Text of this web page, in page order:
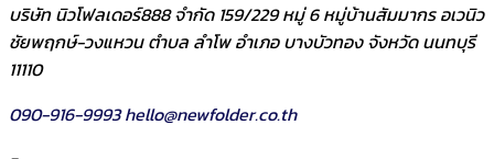
บริษัท นิวโฟลเดอร์888 จำกัด 159/229 หมู่ 6 หมู่บ้านสัมมากร อเวนิว
ชัยพฤกษ์-วงแหวน ตำบล ลำโพ อำเภอ บางบัวทอง จังหวัด นนทบุรี
11110
090-916-9993hello@newfolder.co.th